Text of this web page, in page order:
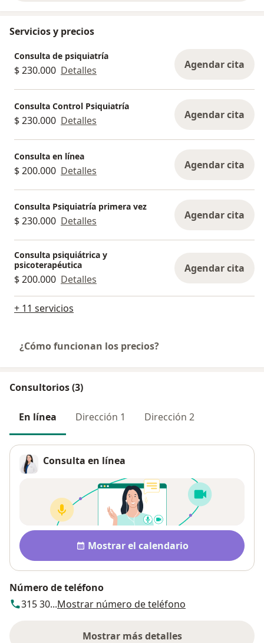
Servicios y precios
Consulta de psiquiatría
$ 230.000 Detalles Agendar cita
Consulta Control Psiquiatría
$ 230.000 Detalles Agendar cita
Consulta en línea
$ 200.000 Detalles Agendar cita
Consulta Psiquiatría primera vez
$ 230.000 Detalles Agendar cita
Consulta psiquiátrica y
psicoterapéutica
$ 200.000 Detalles
Agendar cita
+ 11 servicios
¿Cómo funcionan los precios?
Consultorios (3)
En línea Dirección 1 Dirección 2
Consulta en línea
Disponibilidad
Mostrar el calendario
Número de teléfono
315 30...Mostrar número de teléfono
Mostrar más detalles